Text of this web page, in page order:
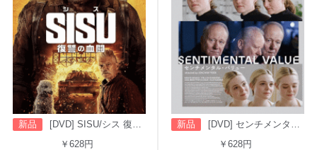
新品
[DVD] SISU/シス 復讐の血闘（字幕版）
￥628円
新品
[DVD] センチメンタル・バリュー
￥628円